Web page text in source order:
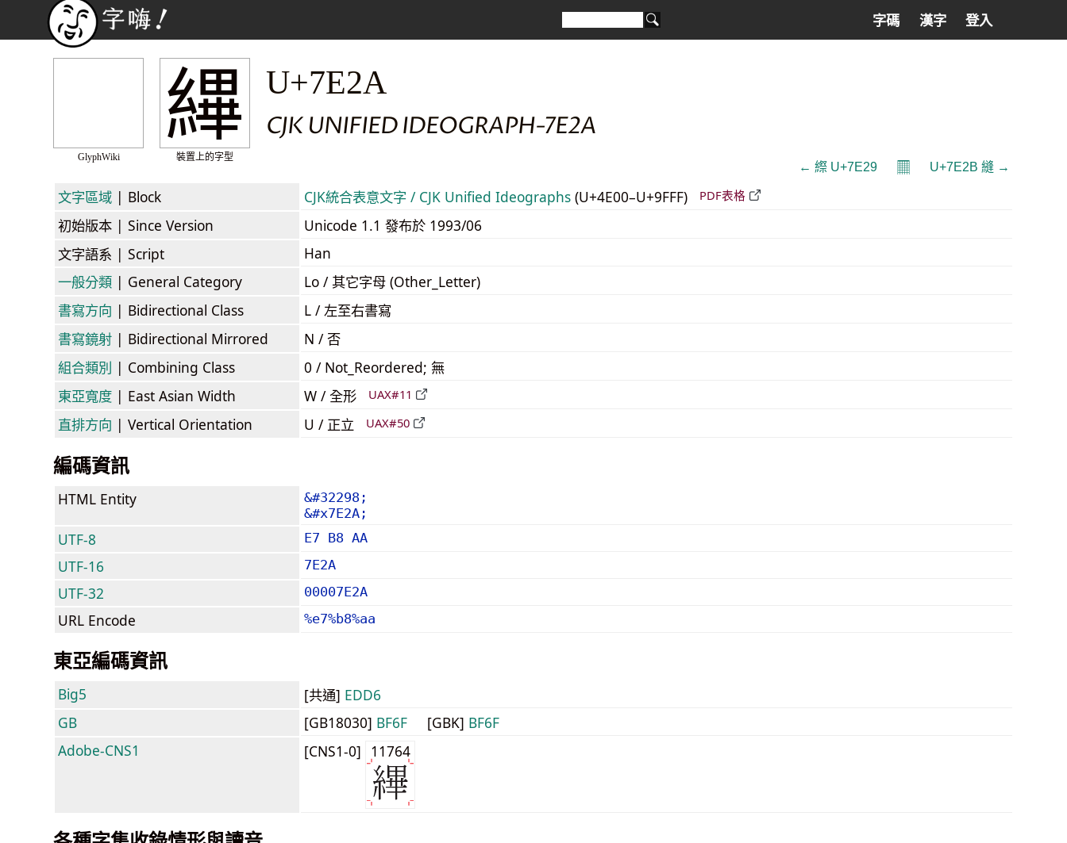
字碼 漢字 登入
GlyphWiki
縪
裝置上的字型
U+7E2A
CJK UNIFIED IDEOGRAPH-7E2A
← 縩 U+7E29 𝄜 U+7E2B 縫 →
文字區域 | Block CJK統合表意文字 / CJK Unified Ideographs (U+4E00–U+9FFF) PDF表格
初始版本 | Since Version
Unicode 1.1 發布於 1993/06
文字語系 | Script
Han
一般分類 | General Category
Lo / 其它字母 (Other_Letter)
書寫方向 | Bidirectional Class
L / 左至右書寫
書寫鏡射 | Bidirectional Mirrored
N / 否
組合類別 | Combining Class
0 / Not_Reordered; 無
東亞寬度 | East Asian Width W / 全形 UAX#11
直排方向 | Vertical Orientation U / 正立 UAX#50
編碼資訊
HTML Entity
&#32298;
&#x7E2A;
UTF-8 E7 B8 AA
UTF-16 7E2A
UTF-32 00007E2A
URL Encode %e7%b8%aa
東亞編碼資訊
Big5 [共通] EDD6
GB
[GB18030] BF6F [GBK] BF6F
Adobe-CNS1
[CNS1-0] 11764